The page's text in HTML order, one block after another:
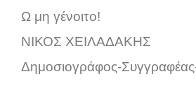
Ω μη γένοιτο!
ΝΙΚΟΣ ΧΕΙΛΑΔΑΚΗΣ
Δημοσιογράφος-